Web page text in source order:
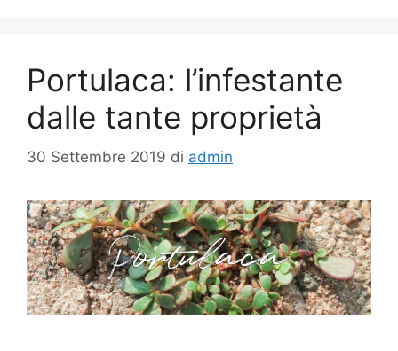
Portulaca: l’infestante
dalle tante proprietà
30 Settembre 2019 di admin